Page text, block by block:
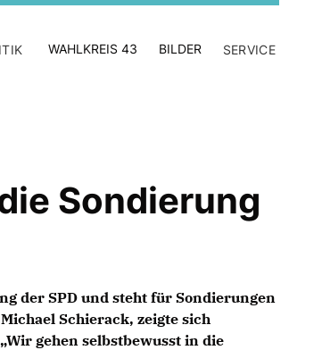
WAHLKREIS 43 BILDER SERVICE
Sondierung
der SPD und steht für Sondierungen
Schierack, zeigte sich
gehen selbstbewusst in die